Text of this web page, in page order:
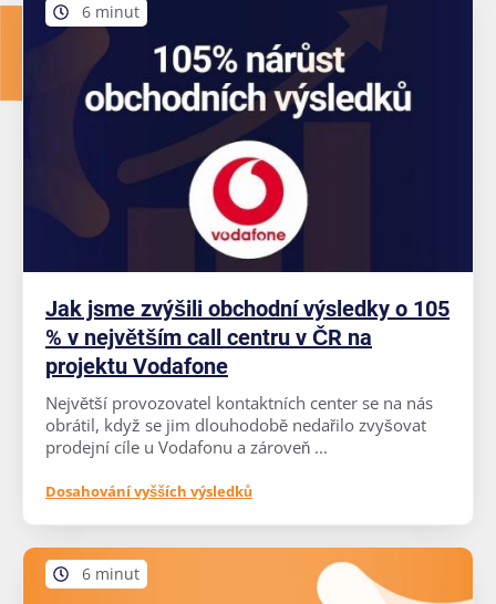
6 minut
Jak jsme zvýšili obchodní výsledky o 105
% v největším call centru v ČR na
projektu Vodafone
Největší provozovatel kontaktních center se na nás
obrátil, když se jim dlouhodobě nedařilo zvyšovat
prodejní cíle u Vodafonu a zároveň ...
Dosahování vyšších výsledků
6 minut